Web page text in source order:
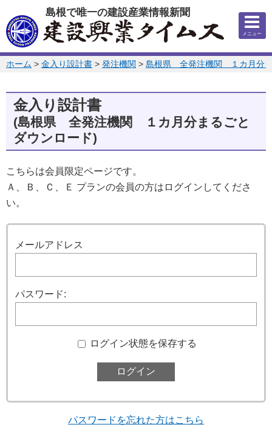
このページの本文へ
島根で唯一の建設産業情報新聞
メニュー
このページの位置:
ホーム > 金入り設計書 > 発注機関 > 島根県 全発注機関 １カ月分ま
金入り設計書
(島根県 全発注機関 １カ月分まるごと
ダウンロード)
こちらは会員限定ページです。
Ａ、Ｂ、Ｃ、Ｅ プランの会員の方はログインしてくださ
い。
メールアドレス
パスワード:
ログイン状態を保存する
パスワードを忘れた方はこちら